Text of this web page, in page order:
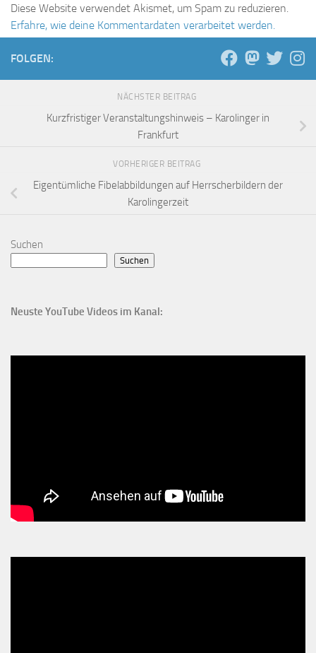
Diese Website verwendet Akismet, um Spam zu reduzieren.
Erfahre, wie deine Kommentardaten verarbeitet werden.
FOLGEN:
NÄCHSTER BEITRAG
Kurzfristiger Veranstaltungshinweis – Karolinger in
Frankfurt
VORHERIGER BEITRAG
Eigentümliche Fibelabbildungen auf Herrscherbildern der
Karolingerzeit
Suchen
Suchen
Neuste YouTube Videos im Kanal: